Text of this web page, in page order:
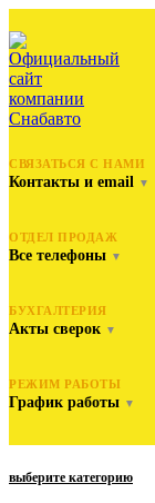
СВЯЗАТЬСЯ С НАМИ
Контакты и email ▼
ОТДЕЛ ПРОДАЖ
Все телефоны ▼
БУХГАЛТЕРИЯ
Акты сверок ▼
РЕЖИМ РАБОТЫ
График работы ▼
выберите категорию